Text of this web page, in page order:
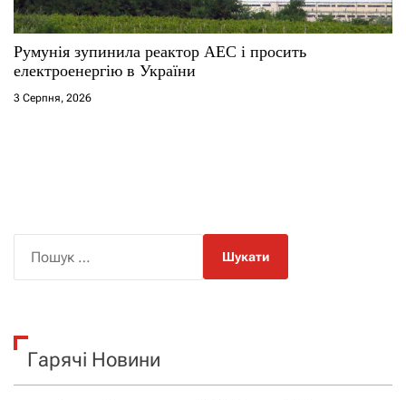
Румунія зупинила реактор АЕС і просить
електроенергію в України
3 Серпня, 2026
к
Гарячі Новини